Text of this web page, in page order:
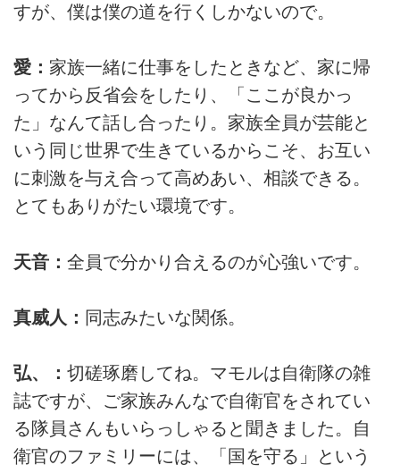
すが、僕は僕の道を行くしかないので。
愛： 家族一緒に仕事をしたときなど、家に帰
ってから反省会をしたり、「ここが良かっ
た」なんて話し合ったり。家族全員が芸能と
いう同じ世界で生きているからこそ、お互い
に刺激を与え合って高めあい、相談できる。
とてもありがたい環境です。
天音： 全員で分かり合えるのが心強いです。
真威人： 同志みたいな関係。
弘、： 切磋琢磨してね。マモルは自衛隊の雑
誌ですが、ご家族みんなで自衛官をされてい
る隊員さんもいらっしゃると聞きました。自
衛官のファミリーには、「国を守る」という